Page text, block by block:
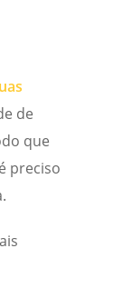
de
que
preciso